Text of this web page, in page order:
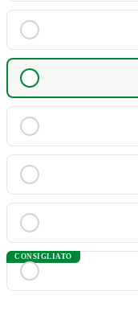
CONSIGLIATO